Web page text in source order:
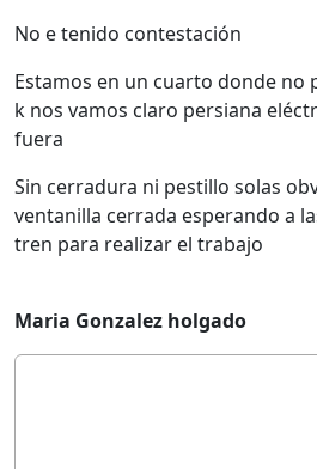
No e tenido contestación
Estamos en un cuarto donde no
k nos vamos claro persiana
fuera
Sin cerradura ni pestillo solas
ventanilla cerrada esperando a
tren para realizar el trabajo
Maria Gonzalez holgado